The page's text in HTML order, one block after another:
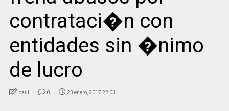
contrataci�n con
entidades sin �nimo
de lucro
paul 0 23 enero, 2017 22:03